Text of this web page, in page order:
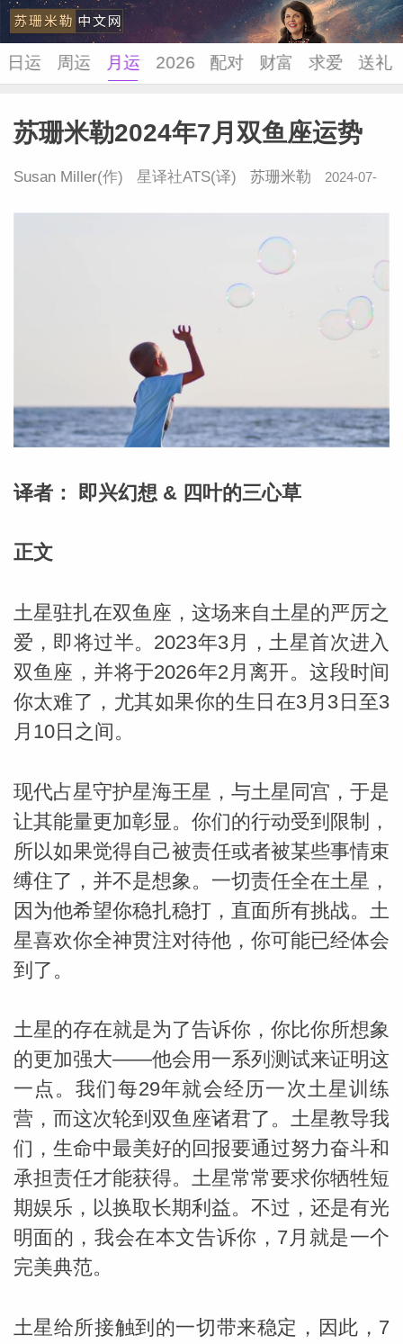
米勒
苏珊米
日运 周运 月运 2026 配对 财富 求爱 送礼
苏珊米勒2024年7月双鱼座运势
Susan Miller(作) 星译社ATS(译) 苏珊米勒 2024-07-
译者： 即兴幻想 & 四叶的三心草
正文
土星驻扎在双鱼座，这场来自土星的严厉之
爱，即将过半。2023年3月，土星首次进入
双鱼座，并将于2026年2月离开。这段时间
你太难了，尤其如果你的生日在3月3日至3
月10日之间。
现代占星守护星海王星，与土星同宫，于是
让其能量更加彰显。你们的行动受到限制，
所以如果觉得自己被责任或者被某些事情束
缚住了，并不是想象。一切责任全在土星，
因为他希望你稳扎稳打，直面所有挑战。土
星喜欢你全神贯注对待他，你可能已经体会
到了。
土星的存在就是为了告诉你，你比你所想象
的更加强大——他会用一系列测试来证明这
一点。我们每29年就会经历一次土星训练
营，而这次轮到双鱼座诸君了。土星教导我
们，生命中最美好的回报要通过努力奋斗和
承担责任才能获得。土星常常要求你牺牲短
期娱乐，以换取长期利益。不过，还是有光
明面的，我会在本文告诉你，7月就是一个
完美典范。
土星给所接触到的一切带来稳定，因此，7